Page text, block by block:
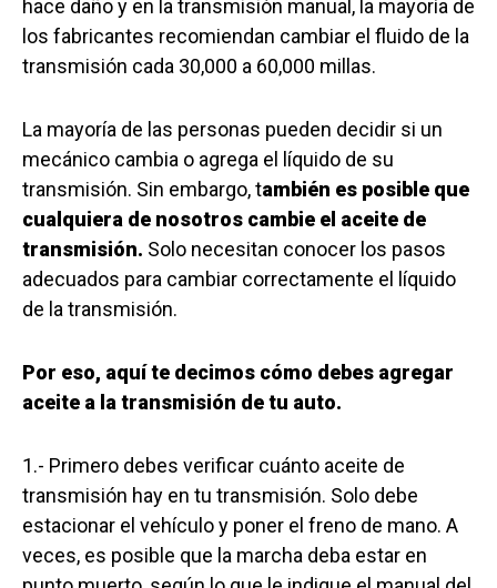
hace daño y en la transmisión manual, la mayoría de
los fabricantes recomiendan cambiar el fluido de la
transmisión cada 30,000 a 60,000 millas.
La mayoría de las personas pueden decidir si un
mecánico cambia o agrega el líquido de su
transmisión. Sin embargo, también es posible que
cualquiera de nosotros cambie el aceite de
transmisión. Solo necesitan conocer los pasos
adecuados para cambiar correctamente el líquido
de la transmisión.
Por eso, aquí te decimos cómo debes agregar
aceite a la transmisión de tu auto.
1.- Primero debes verificar cuánto aceite de
transmisión hay en tu transmisión. Solo debe
estacionar el vehículo y poner el freno de mano. A
veces, es posible que la marcha deba estar en